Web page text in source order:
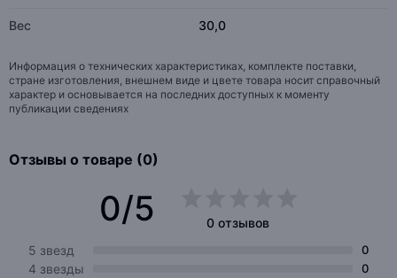
Вес 30,0
Информация о технических характеристиках, комплекте поставки,
стране изготовления, внешнем виде и цвете товара носит справочный
характер и основывается на последних доступных к моменту
публикации сведениях
Отзывы о товаре (0)
0/5
0 отзывов
5 звезд
0
4 звезды 0